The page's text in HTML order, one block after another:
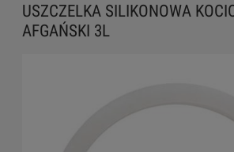
USZCZELKA SILIKONOWA
AFGAŃSKI 3L